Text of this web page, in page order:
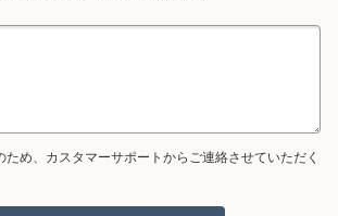
め、カスタマーサポートからご連絡させていただく